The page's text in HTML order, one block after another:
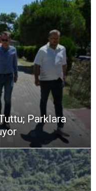
Parklara